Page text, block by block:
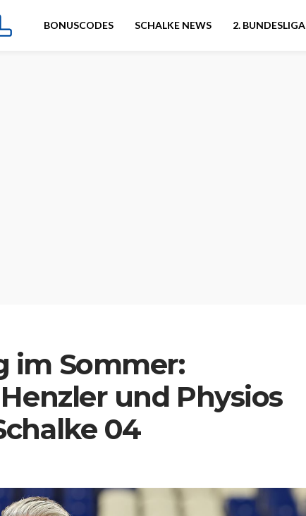
BONUSCODES SCHALKE NEWS 2. BUNDESLIGA
im Sommer:
und Physios
04